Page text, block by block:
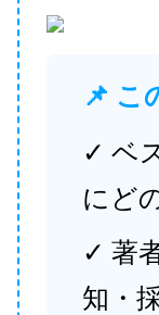
📌 こ
✓ ベ
にど
✓ 著
知・